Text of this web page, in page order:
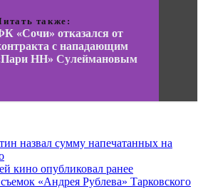
также:
«Сочи» отказался от
с нападающим
НН» Сулеймановым
назвал сумму напечатанных на
кино опубликовал ранее
«Андрея Рублева» Тарковского